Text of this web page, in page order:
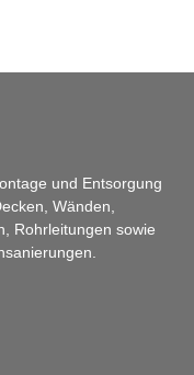
und Entsorgung
Wänden,
Rohrleitungen sowie